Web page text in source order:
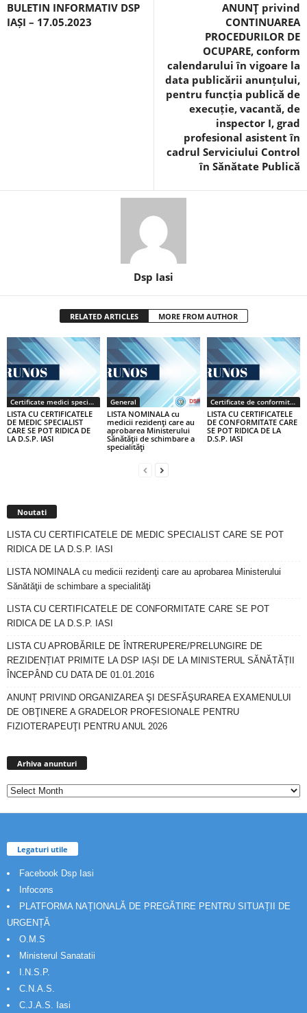
BULETIN INFORMATIV DSP
IAȘI – 17.05.2023
ANUNŢ privind
CONTINUAREA
PROCEDURILOR DE
OCUPARE, conform
calendarului în vigoare la
data publicării anunțului,
pentru funcția publică de
execuție, vacantă, de
inspector I, grad
profesional asistent în
cadrul Serviciului Control
în Sănătate Publică
Dsp Iasi
RELATED ARTICLES MORE FROM AUTHOR
Certificate medici specialiști / primari
LISTA CU CERTIFICATELE
DE MEDIC SPECIALIST
CARE SE POT RIDICA DE
LA D.S.P. IASI
General
LISTA NOMINALA cu
medicii rezidenţi care au
aprobarea Ministerului
Sănătăţii de schimbare a
specialităţi
Certificate de conformitate
LISTA CU CERTIFICATELE
DE CONFORMITATE CARE
SE POT RIDICA DE LA
D.S.P. IASI
Noutati
LISTA CU CERTIFICATELE DE MEDIC SPECIALIST CARE SE POT
RIDICA DE LA D.S.P. IASI
LISTA NOMINALA cu medicii rezidenţi care au aprobarea Ministerului
Sănătăţii de schimbare a specialităţi
LISTA CU CERTIFICATELE DE CONFORMITATE CARE SE POT
RIDICA DE LA D.S.P. IASI
LISTA CU APROBĂRILE DE ÎNTRERUPERE/PRELUNGIRE DE
REZIDENȚIAT PRIMITE LA DSP IAȘI DE LA MINISTERUL SĂNĂTĂȚII
ÎNCEPÂND CU DATA DE 01.01.2016
ANUNȚ PRIVIND ORGANIZAREA ŞI DESFĂŞURAREA EXAMENULUI
DE OBŢINERE A GRADELOR PROFESIONALE PENTRU
FIZIOTERAPEUŢI PENTRU ANUL 2026
Arhiva anunturi
Legaturi utile
Facebook Dsp Iasi
Infocons
PLATFORMA NAȚIONALĂ DE PREGĂTIRE PENTRU SITUAȚII DE
URGENȚĂ
O.M.S
Ministerul Sanatatii
I.N.S.P.
C.N.A.S.
C.J.A.S. Iasi